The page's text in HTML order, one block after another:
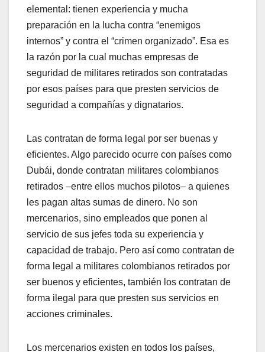
elemental: tienen experiencia y mucha
preparación en la lucha contra “enemigos
internos” y contra el “crimen organizado”. Esa es
la razón por la cual muchas empresas de
seguridad de militares retirados son contratadas
por esos países para que presten servicios de
seguridad a compañías y dignatarios.
Las contratan de forma legal por ser buenas y
eficientes. Algo parecido ocurre con países como
Dubái, donde contratan militares colombianos
retirados –entre ellos muchos pilotos– a quienes
les pagan altas sumas de dinero. No son
mercenarios, sino empleados que ponen al
servicio de sus jefes toda su experiencia y
capacidad de trabajo. Pero así como contratan de
forma legal a militares colombianos retirados por
ser buenos y eficientes, también los contratan de
forma ilegal para que presten sus servicios en
acciones criminales.
Los mercenarios existen en todos los países,